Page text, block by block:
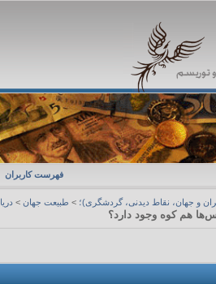
فهرست کاربران
و جهان، نقاط دیدنی، گردشگری)؛ > طبیعت جهان >
هم کوه وجود دارد؟